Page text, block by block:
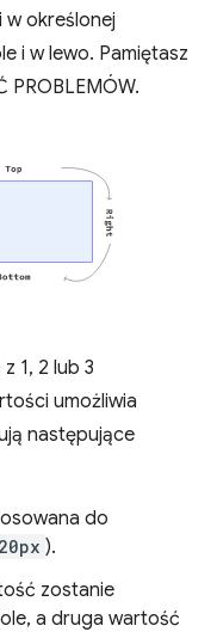
w określonej
i w lewo. Pamiętasz
PROBLEMÓW.
1, 2 lub 3
umożliwia
następujące
do
).
zostanie
a druga wartość